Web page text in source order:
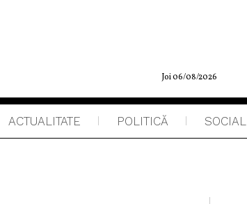
Joi 06/08/2026
ACTUALITATE POLITICĂ SOCIAL